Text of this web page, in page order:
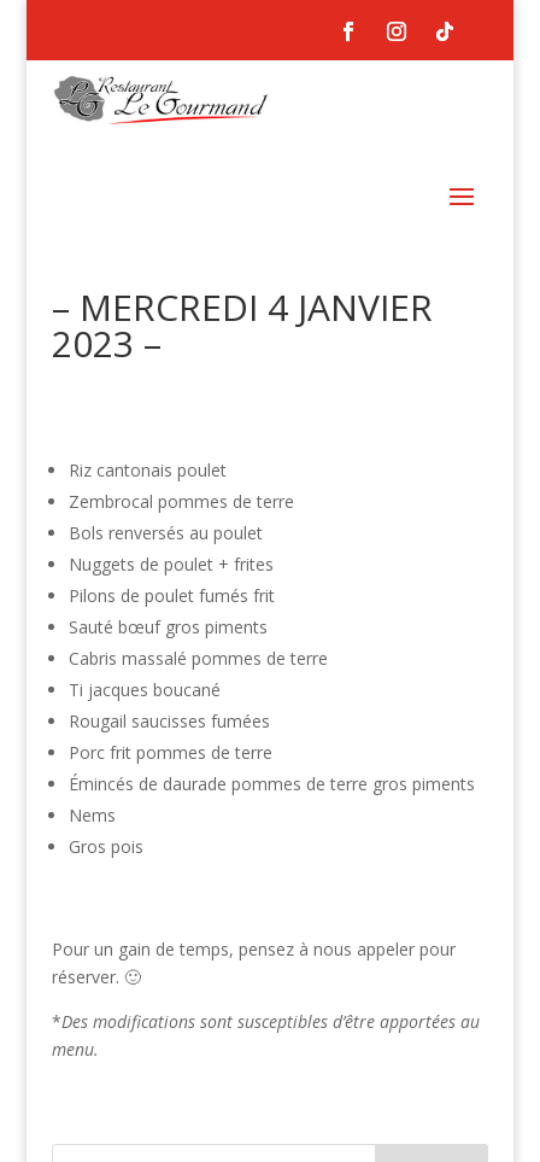
– MERCREDI 4 JANVIER
2023 –
Riz cantonais poulet
Zembrocal pommes de terre
Bols renversés au poulet
Nuggets de poulet + frites
Pilons de poulet fumés frit
Sauté bœuf gros piments
Cabris massalé pommes de terre
Ti jacques boucané
Rougail saucisses fumées
Porc frit pommes de terre
Émincés de daurade pommes de terre gros piments
Nems
Gros pois
Pour un gain de temps, pensez à nous appeler pour
réserver. 🙂
*Des modifications sont susceptibles d’être apportées au
menu.